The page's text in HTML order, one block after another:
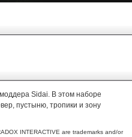
Sidai. В этом наборе
пустыню, тропики и зону
INTERACTIVE are trademarks and/or